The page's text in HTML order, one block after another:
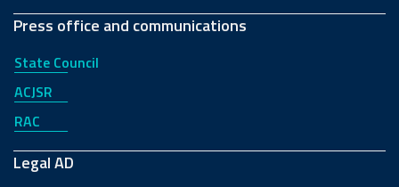
Press office and communications
State Council
ACJSR
RAC
Legal AD